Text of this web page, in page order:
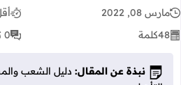
مارس 08, 2022
48كلمة 0 تعليق
نبذة عن المقال: دليل الشعب